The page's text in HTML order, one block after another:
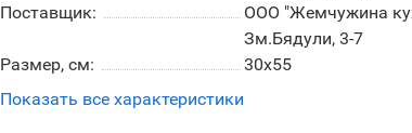
Поставщик:
ООО "Жемчужина
Зм.Бядули, 3-7
Размер, см:
30x55
Показать все характеристики